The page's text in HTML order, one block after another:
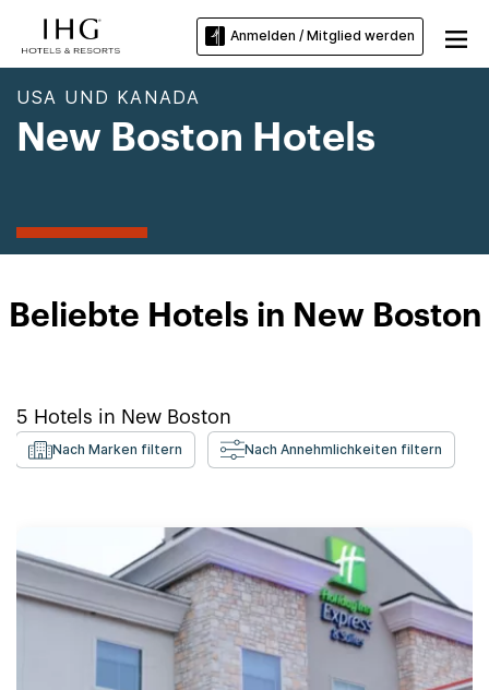
Anmelden / Mitglied werden
USA UND KANADA
New Boston Hotels
Beliebte Hotels in New Boston
5 Hotels in New Boston
Nach Marken filtern Nach Annehmlichkeiten filtern